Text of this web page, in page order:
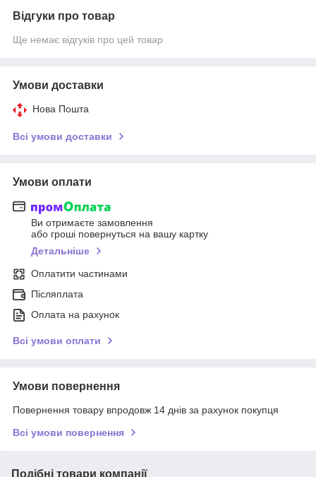
Відгуки про товар
Ще немає відгуків про цей товар
Умови доставки
Нова Пошта
Всі умови доставки
Умови оплати
Ви отримаєте замовлення
або гроші повернуться на вашу картку
Детальніше
Оплатити частинами
Післяплата
Оплата на рахунок
Всі умови оплати
Умови повернення
Повернення товару впродовж 14 днів за рахунок покупця
Всі умови повернення
Подібні товари компанії